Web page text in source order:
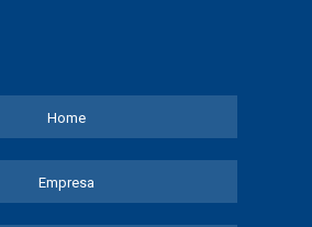
Home
Empresa